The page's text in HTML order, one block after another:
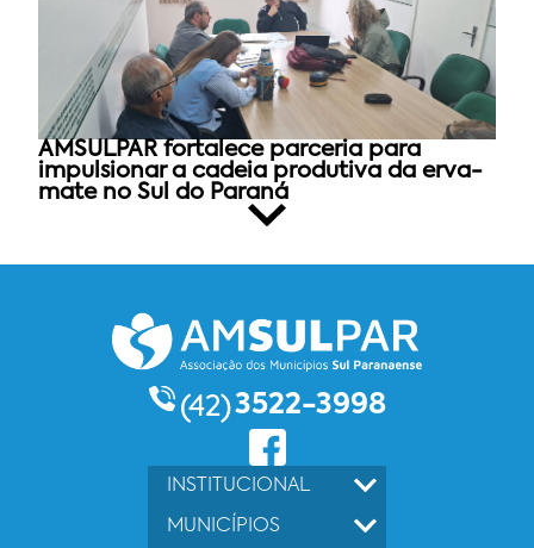
AMSULPAR fortalece parceria para
impulsionar a cadeia produtiva da erva-
mate no Sul do Paraná
(42)3522-3998
INSTITUCIONAL
MUNICÍPIOS